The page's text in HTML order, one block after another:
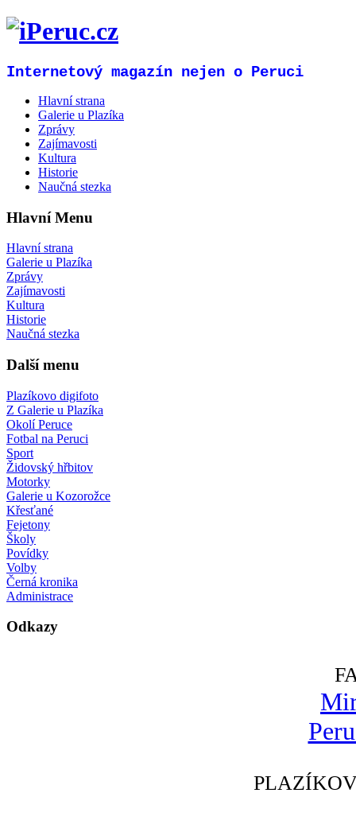
Internetový magazín nejen o Peruci
Hlavní strana
Galerie u Plazíka
Zprávy
Zajímavosti
Kultura
Historie
Naučná stezka
Hlavní Menu
Hlavní strana
Galerie u Plazíka
Zprávy
Zajímavosti
Kultura
Historie
Naučná stezka
Další menu
Plazíkovo digifoto
Z Galerie u Plazíka
Okolí Peruce
Fotbal na Peruci
Sport
Židovský hřbitov
Motorky
Galerie u Kozorožce
Křesťané
Fejetony
Školy
Povídky
Volby
Černá kronika
Administrace
Odkazy